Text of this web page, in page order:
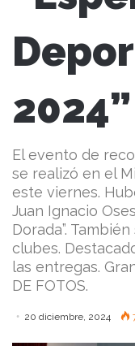
2024”
El evento de
se realizó en el
este viernes.
Juan Ignacio
Dorada”.
clubes.
las entregas.
DE FOTOS.
20 diciembre, 2024